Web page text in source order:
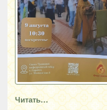
Читать…